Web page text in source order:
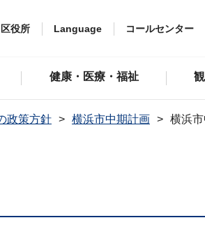
区役所 Language コールセンター
健康・医療・福祉
政策方針 横浜市中期計画 横浜